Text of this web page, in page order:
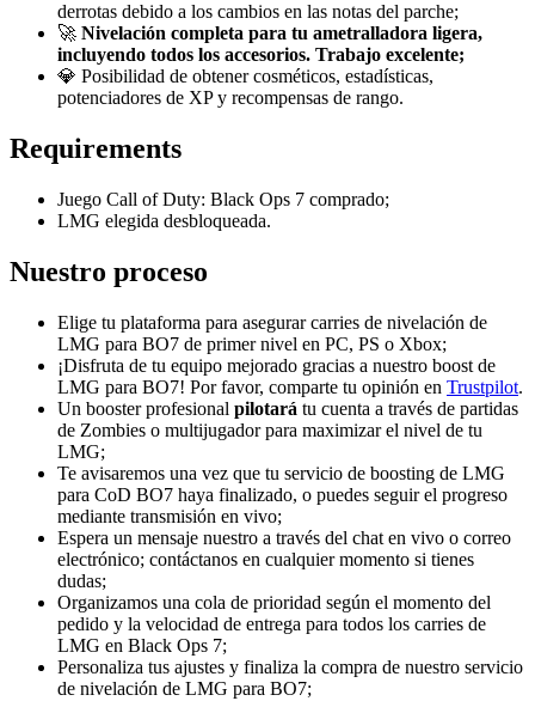
derrotas debido a los cambios en las notas del parche;
🚀 Nivelación completa para tu ametralladora ligera,
incluyendo todos los accesorios. Trabajo excelente;
💎 Posibilidad de obtener cosméticos, estadísticas,
potenciadores de XP y recompensas de rango.
Requirements
Juego Call of Duty: Black Ops 7 comprado;
LMG elegida desbloqueada.
Nuestro proceso
Elige tu plataforma para asegurar carries de nivelación de
LMG para BO7 de primer nivel en PC, PS o Xbox;
¡Disfruta de tu equipo mejorado gracias a nuestro boost de
LMG para BO7! Por favor, comparte tu opinión en Trustpilot.
Un booster profesional pilotará tu cuenta a través de partidas
de Zombies o multijugador para maximizar el nivel de tu
LMG;
Te avisaremos una vez que tu servicio de boosting de LMG
para CoD BO7 haya finalizado, o puedes seguir el progreso
mediante transmisión en vivo;
Espera un mensaje nuestro a través del chat en vivo o correo
electrónico; contáctanos en cualquier momento si tienes
dudas;
Organizamos una cola de prioridad según el momento del
pedido y la velocidad de entrega para todos los carries de
LMG en Black Ops 7;
Personaliza tus ajustes y finaliza la compra de nuestro servicio
de nivelación de LMG para BO7;